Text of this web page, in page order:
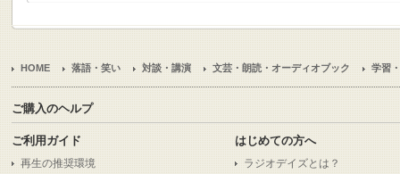
HOME 落語・笑い 対談・講演 文芸・朗読・オーディオブック 学習
ご購入のヘルプ
ご利用ガイド
再生の推奨環境
はじめての方へ
ラジオデイズとは？